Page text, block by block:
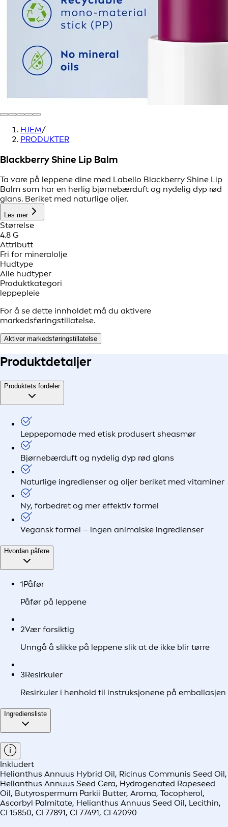
HJEM/
PRODUKTER
Blackberry Shine Lip Balm
Ta vare på leppene dine med Labello Blackberry Shine Lip
Balm som har en herlig bjørnebærduft og nydelig dyp rød
glans. Beriket med naturlige oljer.
Les mer
Størrelse
4.8 G
Attributt
Fri for mineralolje
Hudtype
Alle hudtyper
Produktkategori
leppepleie
For å se dette innholdet må du aktivere
markedsføringstillatelse.
Aktiver markedsføringstillatelse
Produktdetaljer
Produktets fordeler
Leppepomade med etisk produsert sheasmør
Bjørnebærduft og nydelig dyp rød glans
Naturlige ingredienser og oljer beriket med vitaminer
Ny, forbedret og mer effektiv formel
Vegansk formel – ingen animalske ingredienser
Hvordan påføre
1Påfør
Påfør på leppene
2Vær forsiktig
Unngå å slikke på leppene slik at de ikke blir tørre
3Resirkuler
Resirkuler i henhold til instruksjonene på emballasjen
Ingrediensliste
Inkludert
Helianthus Annuus Hybrid Oil, Ricinus Communis Seed Oil,
Helianthus Annuus Seed Cera, Hydrogenated Rapeseed
Oil, Butyrospermum Parkii Butter, Aroma, Tocopherol,
Ascorbyl Palmitate, Helianthus Annuus Seed Oil, Lecithin,
CI 15850, CI 77891, CI 77491, CI 42090